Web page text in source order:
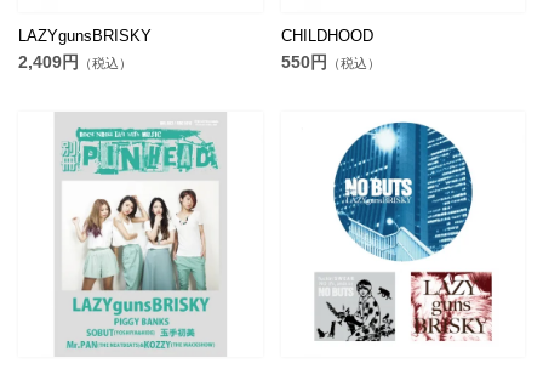
LAZYgunsBRISKY
2,409円 （税込）
CHILDHOOD
550円 （税込）